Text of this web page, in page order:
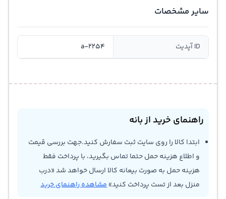
سایر مشخصات
ID آپدیت a-2254
راهنمای خرید از بانه
ابتدا کالا را روی سایت ثبت سفارش کنید.جهت بررسی قیمت
و اطلاع هزینه حمل حتما تماس بگیرید، با پرداخت فقط
هزینه حمل به صورت بیعانه کالا ارسال خواهد شد «درب
منزل بعد از تست پرداخت کنید»مشاهده راهنمای خرید